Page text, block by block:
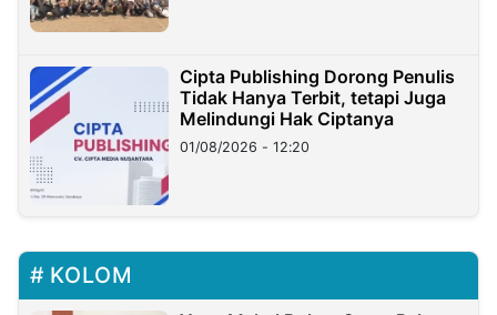
Cipta Publishing Dorong Penulis
Tidak Hanya Terbit, tetapi Juga
Melindungi Hak Ciptanya
01/08/2026 - 12:20
KOLOM